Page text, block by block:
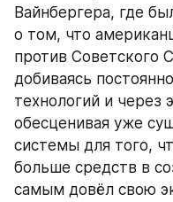
Вайнбергера, где
о том, что
против Советского
добиваясь
технологий и через
обесценивая уже
системы для того,
больше средств в
самым довёл свою